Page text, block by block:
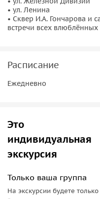
• ул. Ленина
• Сквер И.А. Гончарова и
встречи всех
Расписание
Ежедневно
Это
индивидуальная
экскурсия
Только ваша группа
На экскурсии будете